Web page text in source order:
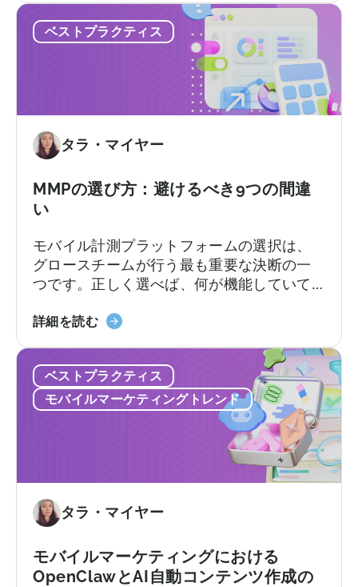
れた代償が伴います。 問題はここにありま
す。LLMにモバイルSDKの統合を依頼する
合
ア
ス
ト
の
活
方
開
発
者
に
い
て
ベストプラクティス
タラ・マイヤー
MMPの選び方：避けるべき9つの間違
い
モバイル計測プラットフォームの選択は、
グロースチームが行う最も重要な決断の一
つです。正しく選べば、何が機能していて
を配分すべきかが明確になります。しか
使いこなせないプラットフォームに料金を
支払ったり、来るはずのないサポートを待
ち続けることになります。契約後、あちこ
ちで予期せぬコストが発生するかもしれま
詳細を読む「MMP
び
方：
避
9
の
間
ベストプラクティス
モバイルマーケティングトレンド
タラ・マイヤー
モバイルマーケティングにおける
OpenClawとAI自動コンテンツ作成の